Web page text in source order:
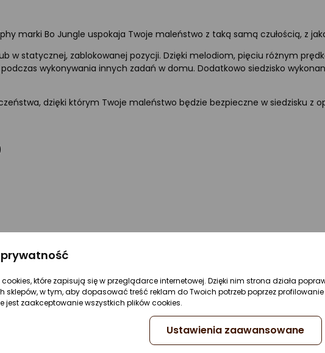
marki Bo Jungle uspokaja Twoje maleństwo z taką samą czułością, z
w statycznej, zablokowanej pozycji. Dzięki melodiom, pięciu różnym
wykonywania innych zadań w domu. Dodatkowo siedzisko
dzięki którym Twoje maleństwo będzie bezpieczne w siedzisku z
wykonano nadające się do prania w pralce obicie i zagłówek
i transportu
9 kg)
V lub 4 baterie C/LR14 (brak w zestawie)
które zapisują się w przeglądarce internetowej. Dzięki nim strona działa
sklepów, w tym, aby dopasować treść reklam do Twoich potrzeb poprzez
jest zaakceptowanie wszystkich plików cookies.
Ustawienia zaawansowane